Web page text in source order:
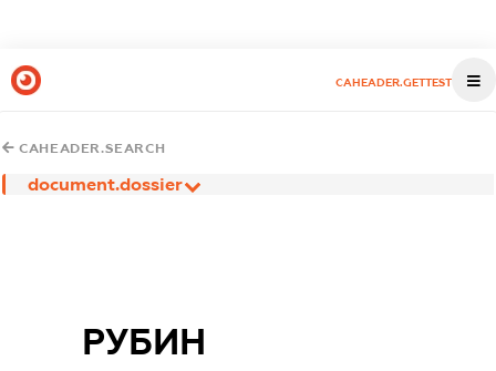
CAHEADER.GETTEST
CAHEADER.SEARCH
document.dossier
РУБИН